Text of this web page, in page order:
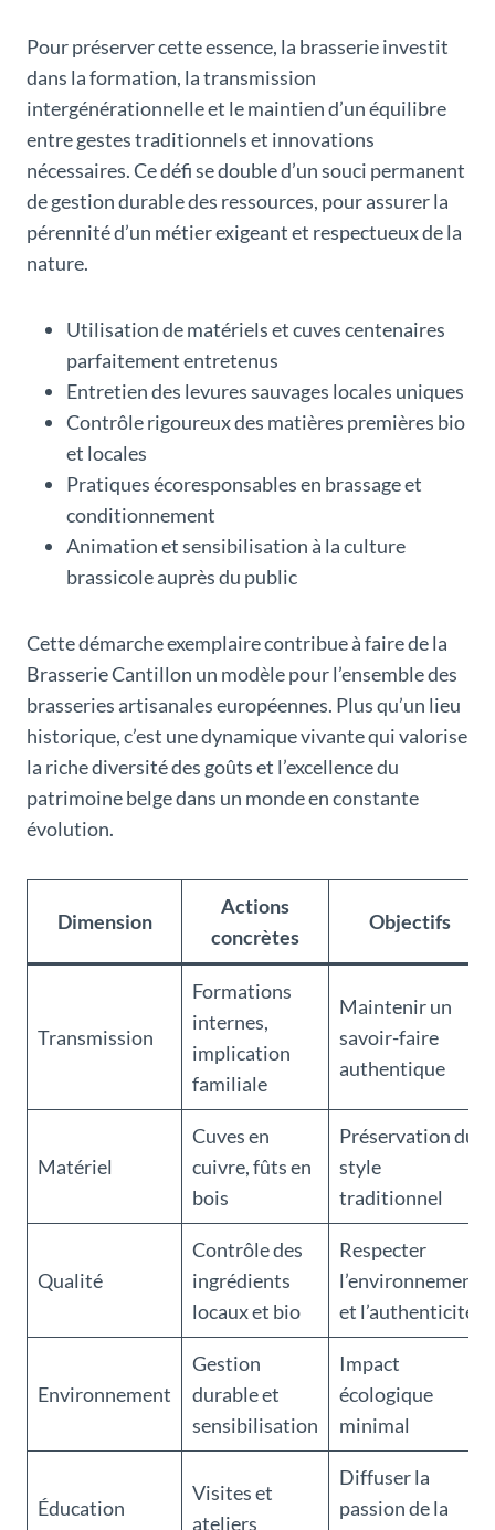
Pour préserver cette essence, la brasserie investit
dans la formation, la transmission
intergénérationnelle et le maintien d’un équilibre
entre gestes traditionnels et innovations
nécessaires. Ce défi se double d’un souci permanent
de gestion durable des ressources, pour assurer la
pérennité d’un métier exigeant et respectueux de la
nature.
Utilisation de matériels et cuves centenaires
parfaitement entretenus
Entretien des levures sauvages locales uniques
Contrôle rigoureux des matières premières bio
et locales
Pratiques écoresponsables en brassage et
conditionnement
Animation et sensibilisation à la culture
brassicole auprès du public
Cette démarche exemplaire contribue à faire de la
Brasserie Cantillon un modèle pour l’ensemble des
brasseries artisanales européennes. Plus qu’un lieu
historique, c’est une dynamique vivante qui valorise
la riche diversité des goûts et l’excellence du
patrimoine belge dans un monde en constante
évolution.
Dimension
Actions
concrètes
Objectifs
Transmission
Formations
internes,
implication
familiale
Maintenir un
savoir-faire
authentique
Matériel
Cuves en
cuivre, fûts en
bois
Préservation du
style
traditionnel
Qualité
Contrôle des
ingrédients
locaux et bio
Respecter
l’environnement
et l’authenticité
Environnement
Gestion
durable et
sensibilisation
Impact
écologique
minimal
Éducation
Visites et
ateliers
Diffuser la
passion de la